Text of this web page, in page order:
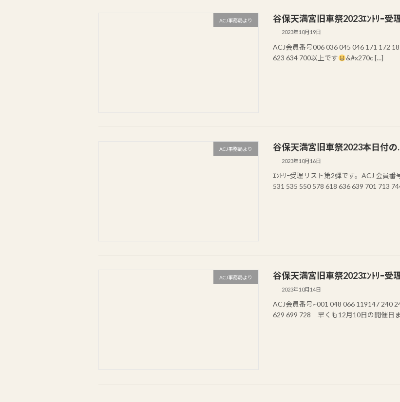
ACJ事務局より 谷保天満宮旧車祭2023ｴﾝﾄﾘｰ受
2023年10月19日
ACJ会員番号006 036 045 046 171 172
623 634 700以上です
&#x270c […]
ACJ事務局より 谷保天満宮旧車祭2023本日付
2023年10月16日
ｴﾝﾄﾘｰ受理リスト第2弾です。ACJ 会員
531 535 550 578 618 636 639 701 713
ACJ事務局より 谷保天満宮旧車祭2023ｴﾝﾄﾘｰ受
2023年10月14日
ACJ会員番号~001 048 066 119147 240
629 699 728 早くも12月10日の開催日